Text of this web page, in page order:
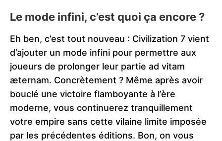
Le mode infini, c’est quoi ça encore ?
Eh ben, c’est tout nouveau : Civilization 7 vient
d’ajouter un mode infini pour permettre aux
joueurs de prolonger leur partie ad vitam
æternam. Concrètement ? Même après avoir
bouclé une victoire flamboyante à l’ère
moderne, vous continuerez tranquillement
votre empire sans cette vilaine limite imposée
par les précédentes éditions. Bon, on vous